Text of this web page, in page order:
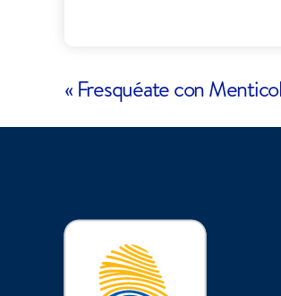
« Fresquéate con